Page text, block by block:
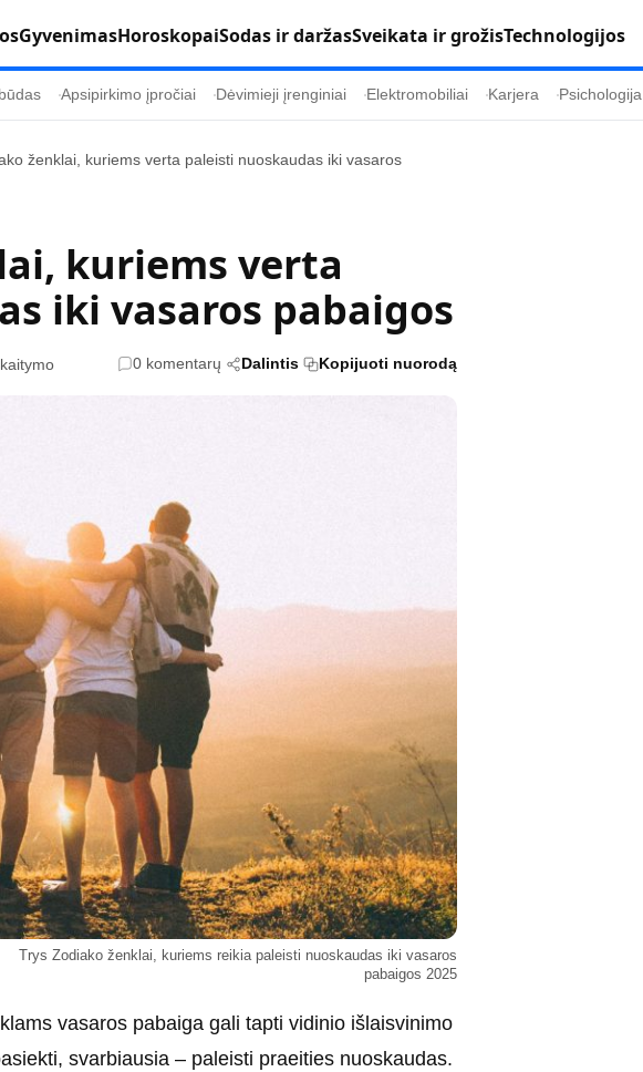
GyvenimasHoroskopaiSodas ir daržasSveikata ir grožisTechnologijos
Sodas ir daržas
Sveikata ir grožis Naudojimo sąlygos
Apsipirkimo įpročiai Dėvimieji įrenginiai Elektromobiliai Karjera Psichologija
ženklai, kuriems verta paleisti nuoskaudas iki vasaros
kuriems verta
iki vasaros pabaigos
0 komentarų Dalintis Kopijuoti nuorodą
Trys Zodiako ženklai, kuriems reikia paleisti nuoskaudas iki vasaros
pabaigos 2025
vasaros pabaiga gali tapti vidinio išlaisvinimo
svarbiausia – paleisti praeities nuoskaudas.